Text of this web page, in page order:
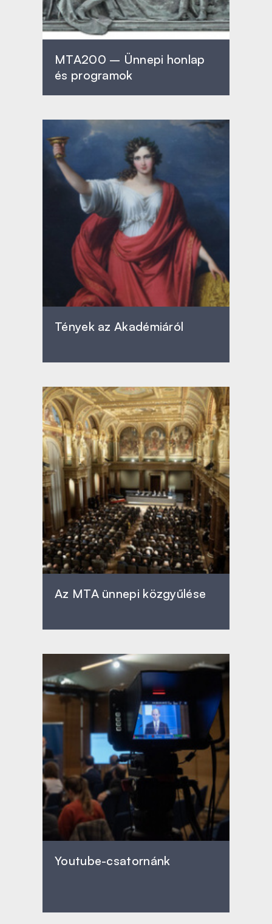
MTA200 – Ünnepi honlap
és programok
Tények az Akadémiáról
Az MTA ünnepi közgyűlése
Youtube-csatornánk